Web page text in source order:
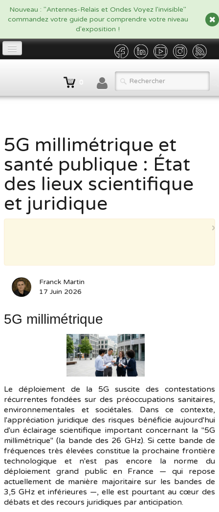
google.com, pub-5479908916438170, DIRECT, f08c47fec0942fa0
Nouveau : "Antennes-Relais et Ondes Voyez l'invisible"
commandez votre guide pour comprendre votre niveau
d'exposition !
Qui sommes nous ?
Contact
BLOG
5G millimétrique et
santé publique : État
des lieux scientifique
et juridique
×
Franck Martin
17 Juin 2026
5G millimétrique
Le déploiement de la 5G suscite des contestations
récurrentes fondées sur des préoccupations sanitaires,
environnementales et sociétales. Dans ce contexte,
l'appréciation juridique des risques bénéficie aujourd'hui
d'un éclairage scientifique important concernant la "5G
millimétrique" (la bande des 26 GHz). Si cette bande de
fréquences très élevées constitue la prochaine frontière
technologique et n'est pas encore la norme du
déploiement grand public en France — qui repose
actuellement de manière majoritaire sur les bandes de
3,5 GHz et inférieures —, elle est pourtant au cœur des
débats et des recours juridiques par anticipation.